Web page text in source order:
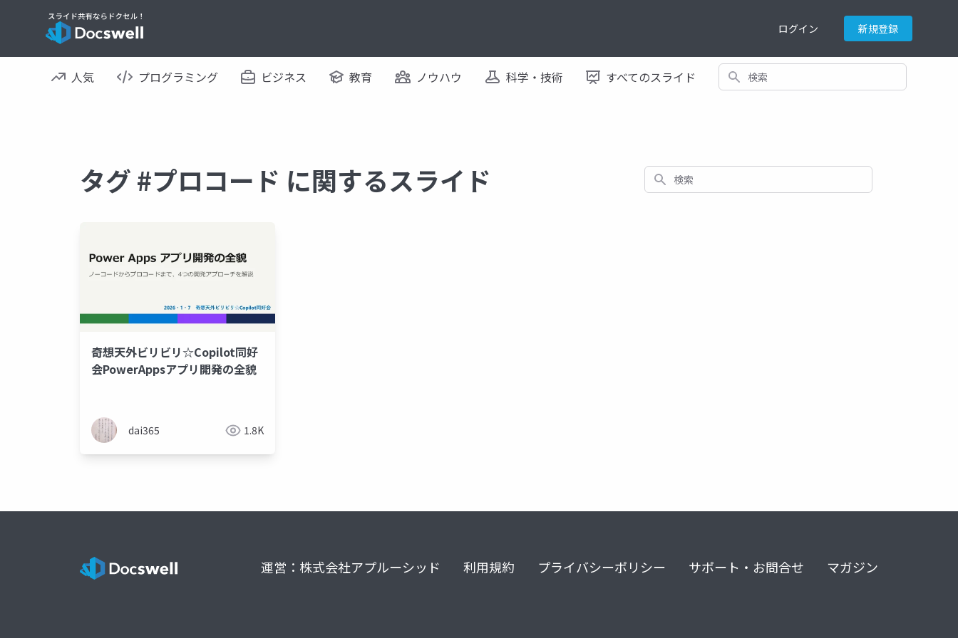
ログイン 新規登録
人気 プログラミング ビジネス 教育 ノウハウ 科学・技術 すべてのスライド 検索
タグ #プロコード に関するスライド 検索
奇想天外ビリビリ☆Copilot同好
会PowerAppsアプリ開発の全貌
dai365 1.8K
運営：株式会社アプルーシッド 利用規約 プライバシーポリシー サポート・お問合せ マガジン